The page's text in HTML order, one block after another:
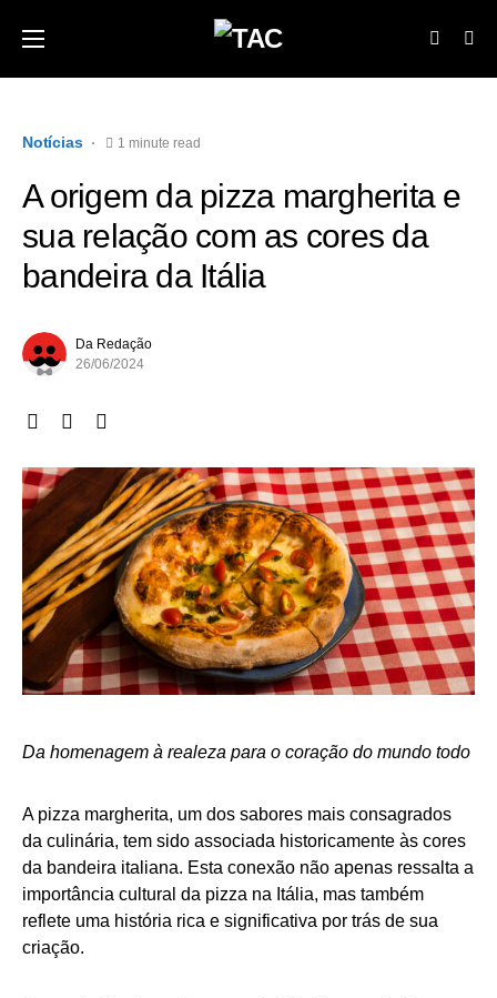
Notícias 1 minute read
A origem da pizza margherita e
sua relação com as cores da
bandeira da Itália
Da Redação
26/06/2024
Da homenagem à realeza para o coração do mundo todo
A pizza margherita, um dos sabores mais consagrados
da culinária, tem sido associada historicamente às cores
da bandeira italiana. Esta conexão não apenas ressalta a
importância cultural da pizza na Itália, mas também
reflete uma história rica e significativa por trás de sua
criação.